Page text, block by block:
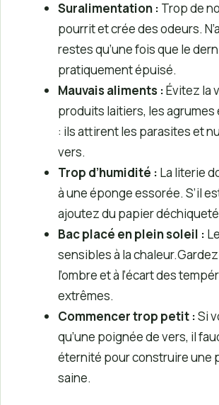
Suralimentation : Trop de
pourrit et crée des odeurs.
restes qu’une fois que le
pratiquement épuisé.
Mauvais aliments :Évitez la
produits laitiers, les agrumes
: ils attirent les parasites et
vers.
Trop d’humidité : La literie
à une éponge essorée. S’il
ajoutez du papier
Bac placé en plein soleil :
sensibles à la
l’ombre et à l’écart des
extrêmes.
Commencer trop petit :Si
qu’une poignée de vers, il
éternité pour construire une
saine.